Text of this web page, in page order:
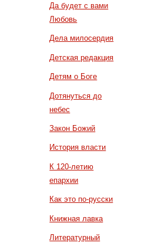
Да будет с вами
Любовь
Дела милосердия
Детская редакция
Детям о Боге
Дотянуться до
небес
Закон Божий
История власти
К 120-летию
епархии
Как это по-русски
Книжная лавка
Литературный